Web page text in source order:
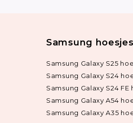
Samsung hoesjes
Samsung Galaxy S25
Samsung Galaxy S24
Samsung Galaxy S24 FE
Samsung Galaxy A54
Samsung Galaxy A35